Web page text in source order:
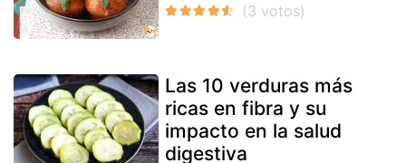
Las 10 verduras más
ricas en fibra y su
impacto en la salud
digestiva